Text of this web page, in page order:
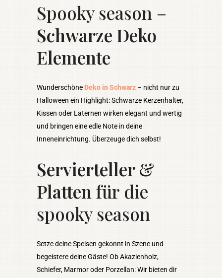
Spooky season –
Schwarze Deko
Elemente
Wunderschöne Deko in Schwarz – nicht nur zu
Halloween ein Highlight: Schwarze Kerzenhalter,
Kissen oder Laternen wirken elegant und wertig
und bringen eine edle Note in deine
Inneneinrichtung. Überzeuge dich selbst!
Servierteller &
Platten für die
spooky season
Setze deine Speisen gekonnt in Szene und
begeistere deine Gäste! Ob Akazienholz,
Schiefer, Marmor oder Porzellan: Wir bieten dir